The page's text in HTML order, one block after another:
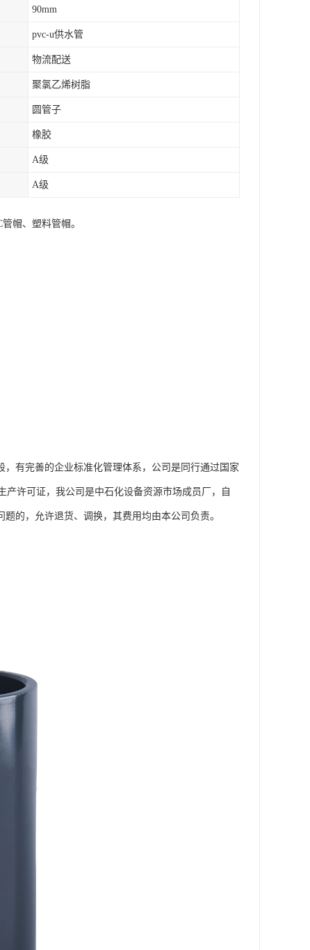
90mm
pvc-u供水管
物流配送
聚氯乙烯树脂
圆管子
橡胶
A级
A级
帽、塑料管帽。
有完善的企业标准化管理体系，公司是同行通过国家
产许可证，我公司是中石化设备资源市场成员厂，自
的，允许退货、调换，其费用均由本公司负责。